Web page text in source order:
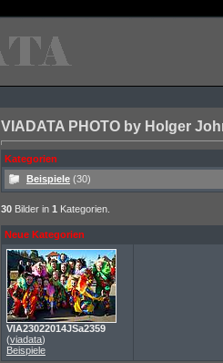
VIADATA PHOTO by Holger
Kategorien
Beispiele (30)
30 Bilder in 1 Kategorien.
Neue Kategorien
VIA23022014JSa2359
(viadata)
Beispiele